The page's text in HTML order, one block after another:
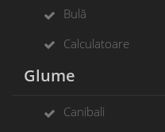
Bulă
Calculatoare
Glume
Canibali